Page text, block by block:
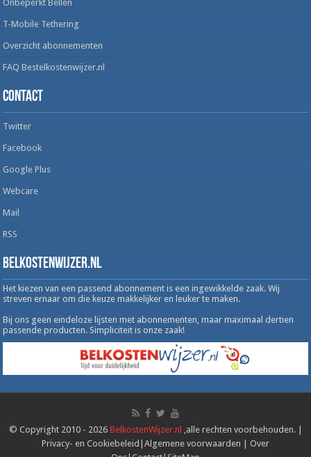
Onbeperkt Bellen
T-Mobile Tethering
Overzicht abonnementen
FAQ Bestelkostenwijzer.nl
Contact
Twitter
Facebook
Google Plus
Webcare
Mail
RSS
Belkostenwijzer.nl
Het kiezen van een passend abonnement is een ingewikkelde zaak. Wij
streven ernaar om die keuze makkelijker en leuker te maken.
Bij ons geen eindeloze lijsten met abonnementen, maar maximaal dertien
passende producten. Simpliciteit is onze zaak!
© Copyright 2010 - 2026 BelkostenWijzer.nl
,alle rechten voorbehouden. |
Privacy- en Cookiebeleid Algemene voorwaarden
Over